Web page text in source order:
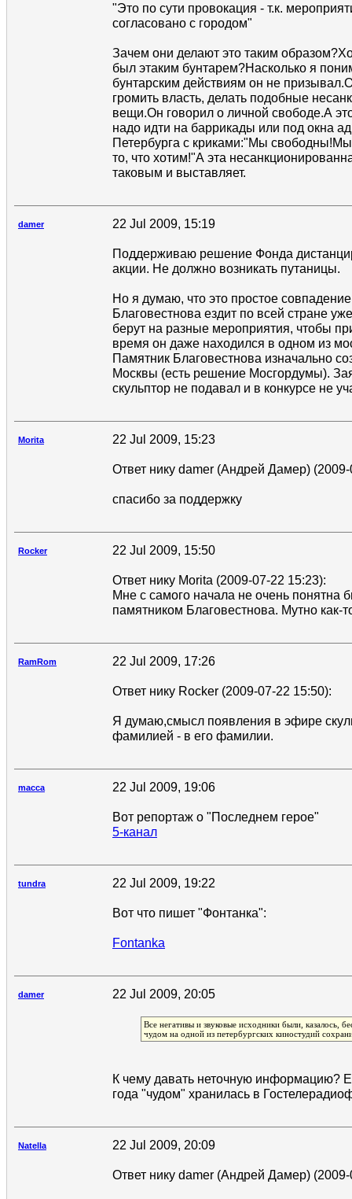
"Это по сути провокация - т.к.
согласовано с городом"
Зачем они делают это таким
был этаким бунтарем?Насколько я
бунтарским действиям он не
громить власть, делать подобные
вещи.Он говорил о личной свободе.А
надо идти на баррикады или под окна
Петербурга с криками:"Мы
то, что хотим!"А эта
таковым и выставляет.
damer 22 Jul 2009, 15:19
Поддерживаю решение Фонда
акции. Не должно возникать путаницы.
Но я думаю, что это простое
Благовестнова ездит по всей стране
берут на разные мероприятия, чтобы
время он даже находился в одном из
Памятник Благовестнова изначально
Москвы (есть решение Мосгордумы).
скульптор не подавал и в конкурсе не
Morita 22 Jul 2009, 15:23
Ответ нику damer (Андрей Дамер)
спасибо за поддержку
Rocker 22 Jul 2009, 15:50
Ответ нику Morita (2009-07-22 15:23):
Мне с самого начала не очень понятна
памятником Благовестнова. Мутно как-
RamRom 22 Jul 2009, 17:26
Ответ нику Rocker (2009-07-22 15:50):
Я думаю,смысл появления в эфире
фамилией - в его фамилии.
macca 22 Jul 2009, 19:06
Вот репортаж о "Последнем герое"
5-канал
tundra 22 Jul 2009, 19:22
Вот что пишет "Фонтанка":
Fontanka
damer 22 Jul 2009, 20:05
Все негативы и звуковые исходники были, казалось,
чудом на одной из петербургских киностудий
К чему давать неточную информацию?
года "чудом" хранилась в
Natella 22 Jul 2009, 20:09
Ответ нику damer (Андрей Дамер)